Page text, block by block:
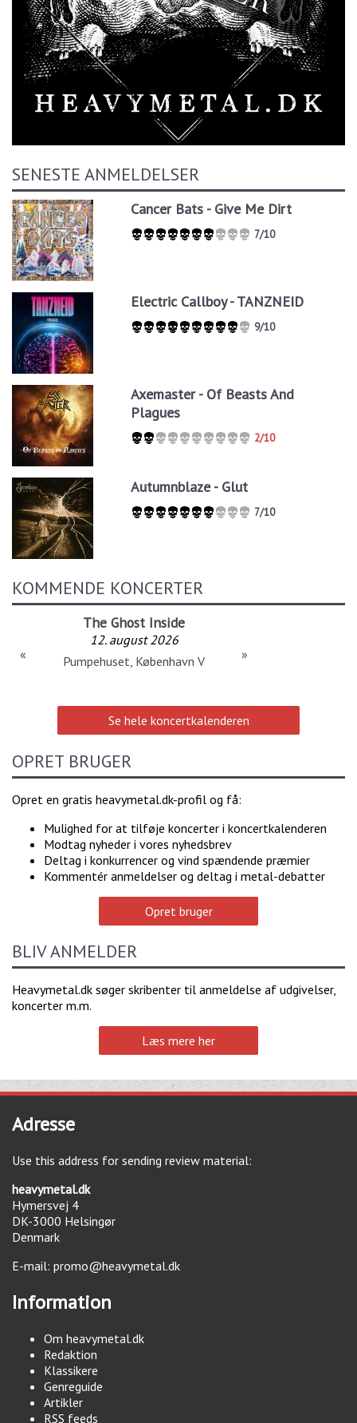
SENESTE ANMELDELSER
Cancer Bats - Give Me Dirt
7/10
Electric Callboy - TANZNEID
9/10
Axemaster - Of Beasts And
Plagues
2/10
Autumnblaze - Glut
7/10
KOMMENDE KONCERTER
The Ghost Inside
12. august 2026
Pumpehuset, København V
« »
Se hele koncertkalenderen
OPRET BRUGER
Opret en gratis heavymetal.dk-profil og få:
Mulighed for at tilføje koncerter i koncertkalenderen
Modtag nyheder i vores nyhedsbrev
Deltag i konkurrencer og vind spændende præmier
Kommentér anmeldelser og deltag i metal-debatter
Opret bruger
BLIV ANMELDER
Heavymetal.dk søger skribenter til anmeldelse af udgivelser,
koncerter m.m.
Læs mere her
Adresse
Use this address for sending review material:
heavymetal.dk
Hymersvej 4
DK-3000 Helsingør
Denmark
E-mail: promo@heavymetal.dk
Information
Om heavymetal.dk
Redaktion
Klassikere
Genreguide
Artikler
RSS feeds